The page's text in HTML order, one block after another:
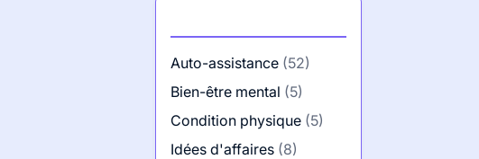
Auto-assistance (52)
Bien-être mental (5)
Condition physique (5)
Idées d'affaires (8)